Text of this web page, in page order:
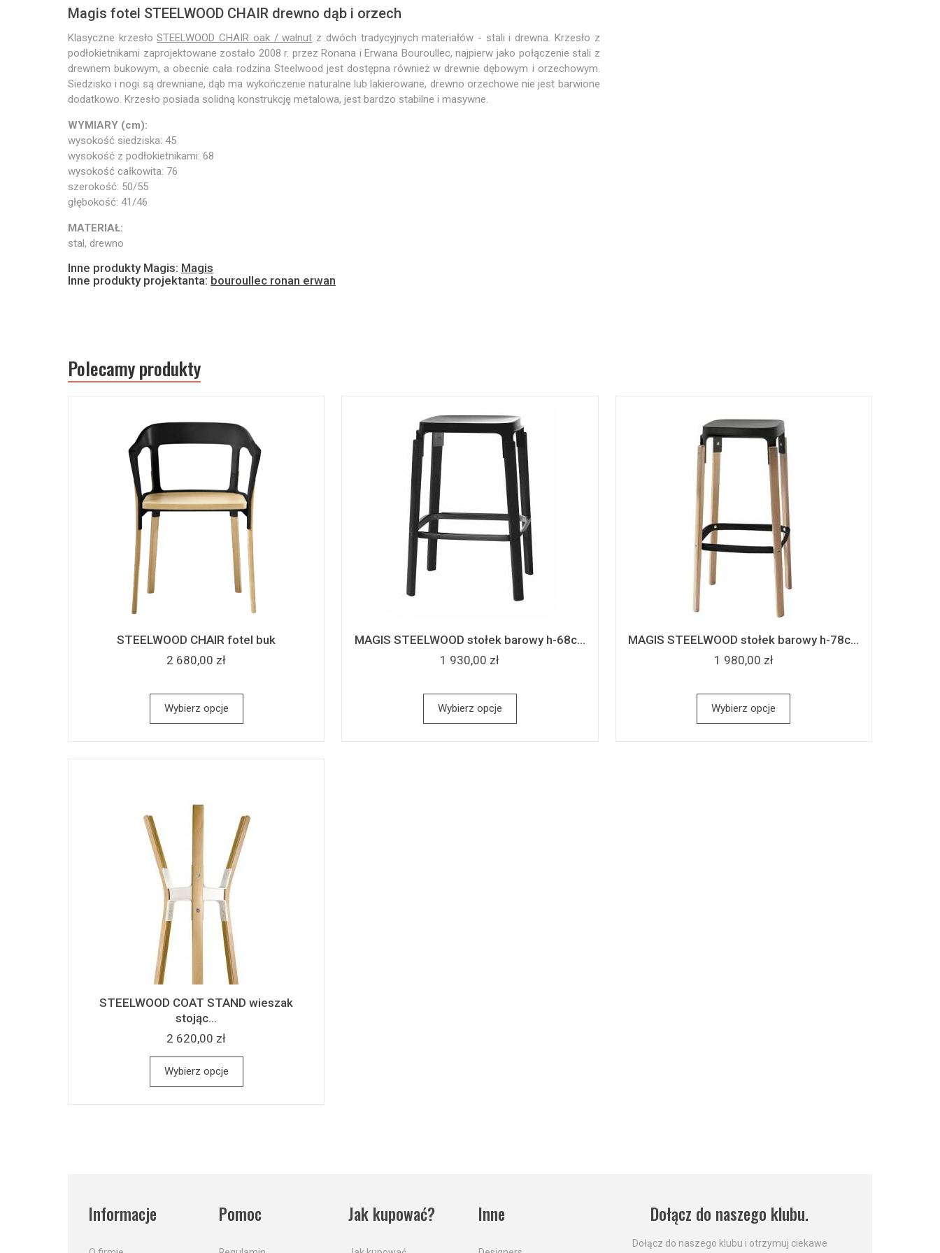
Magis fotel STEELWOOD CHAIR drewno dąb i orzech
Klasyczne krzesłoSTEELWOOD CHAIR oak / walnut z dwóch tradycyjnych materiałów - stali i drewna. Krzesło z
podłokietnikami zaprojektowane zostało 2008 r. przez Ronana i Erwana Bouroullec, najpierw jako połączenie stali z
drewnem bukowym, a obecnie cała rodzina Steelwood jest dostępna również w drewnie dębowym i orzechowym.
Siedzisko i nogi są drewniane, dąb ma wykończenie naturalne lub lakierowane, drewno orzechowe nie jest barwione
dodatkowo. Krzesło posiada solidną konstrukcję metalowa, jest bardzo stabilne i masywne.
WYMIARY (cm):
wysokość siedziska: 45
wysokość z podłokietnikami: 68
wysokość całkowita: 76
szerokość: 50/55
głębokość: 41/46
MATERIAŁ:
stal, drewno
Inne produkty Magis: Magis
Inne produkty projektanta: bouroullec ronan erwan
Polecamy produkty
STEELWOOD CHAIR fotel buk
2 680,00 zł
Wybierz opcje
MAGIS STEELWOOD stołek barowy h-68c...
1 930,00 zł
Wybierz opcje
MAGIS STEELWOOD stołek barowy h-78c...
1 980,00 zł
Wybierz opcje
STEELWOOD COAT STAND wieszak
stojąc...
2 620,00 zł
Wybierz opcje
Informacje Pomoc Jak kupować? Inne Dołącz do naszego klubu.
Dołącz do naszego klubu i otrzymuj ciekawe